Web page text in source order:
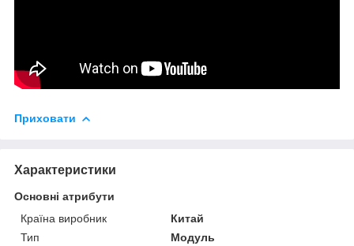
Приховати
Характеристики
Основні атрибути
Країна виробник
Китай
Тип
Модуль